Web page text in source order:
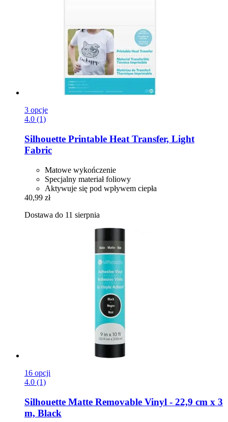
3 opcje
4.0 (1)
Silhouette Printable Heat Transfer, Light
Fabric
Matowe wykończenie
Specjalny materiał foliowy
Aktywuje się pod wpływem ciepła
40,99 zł
Dostawa do 11 sierpnia
16 opcji
4.0 (1)
Silhouette Matte Removable Vinyl -​ 22,9 cm x 3
m, Black